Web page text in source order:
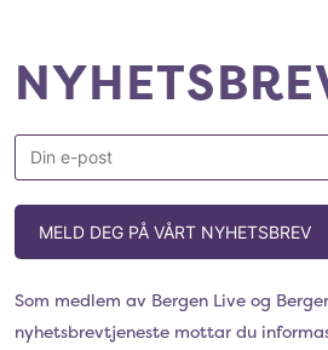
MELD DEG PÅ VÅRT NYHETSBREV
Som medlem av Bergen Live og
nyhetsbrevtjeneste mottar du